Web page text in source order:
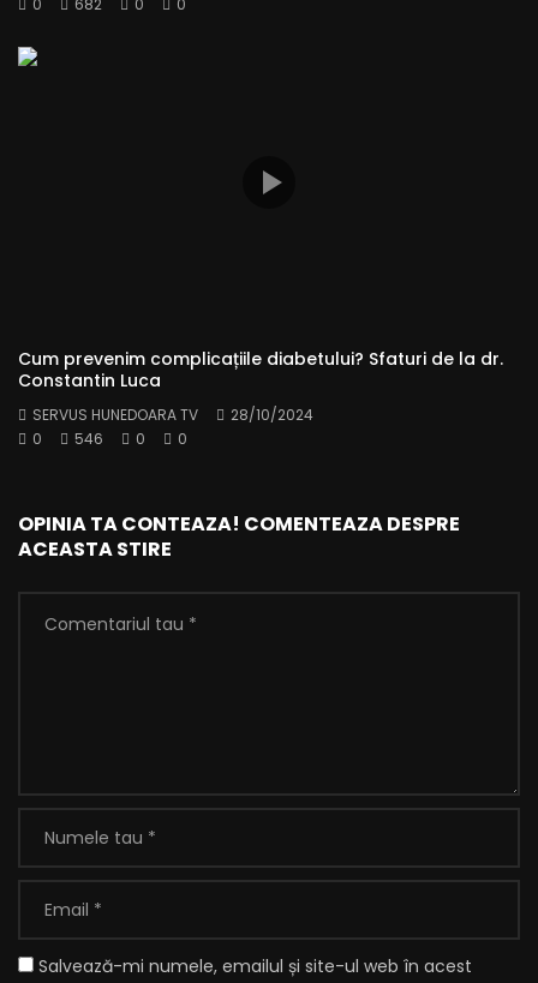
0 682 0 0
Cum prevenim complicațiile diabetului? Sfaturi de la dr.
Constantin Luca
SERVUS HUNEDOARA TV
28/10/2024
0
546 0 0
OPINIA TA CONTEAZA! COMENTEAZA DESPRE
ACEASTA STIRE
Salvează-mi numele, emailul și site-ul web în acest